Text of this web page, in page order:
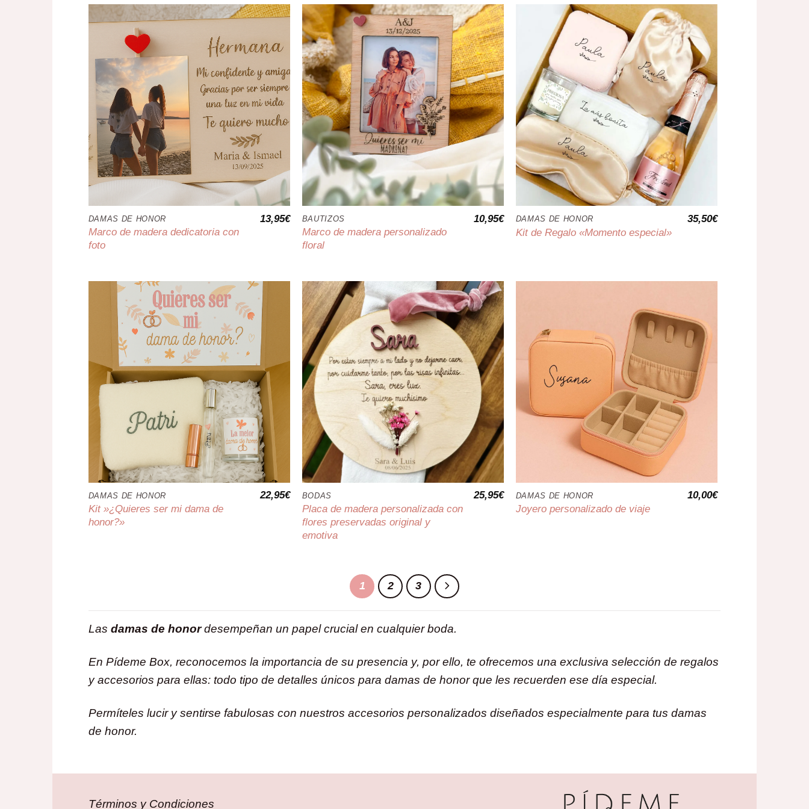
DAMAS DE HONOR
Marco de madera dedicatoria con
foto
13,95€ BAUTIZOS
Marco de madera personalizado
floral
10,95€ DAMAS DE HONOR
Kit de Regalo «Momento especial»
35,50€
DAMAS DE HONOR
Kit »¿Quieres ser mi dama de
honor?»
22,95€ BODAS
Placa de madera personalizada con
flores preservadas original y
emotiva
25,95€ DAMAS DE HONOR
Joyero personalizado de viaje
10,00€
1 2 3
Las damas de honordesempeñan un papel crucial en cualquier boda.
En Pídeme Box, reconocemos la importancia de su presencia y, por ello, te ofrecemos una exclusiva selección de regalos
y accesorios para ellas: todo tipo de detalles únicos para damas de honor que les recuerden ese día especial.
Permíteles lucir y sentirse fabulosas con nuestros accesorios personalizados diseñados especialmente para tus damas
de honor.
Términos y Condiciones